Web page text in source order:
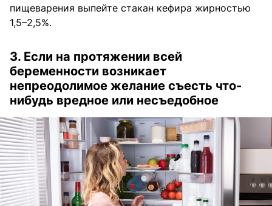
пищеварения выпейте стакан кефира жирностью
1,5–2,5%.
3. Если на протяжении всей
беременности возникает
непреодолимое желание съесть что-
нибудь вредное или несъедобное